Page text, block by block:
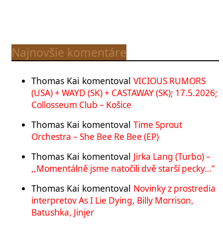
Najnovšie komentáre
Thomas Kai komentoval VICIOUS RUMORS
(USA) + WAYD (SK) + CASTAWAY (SK); 17.5.2026;
Collosseum Club – Košice
Thomas Kai komentoval Time Sprout
Orchestra – She Bee Re Bee (EP)
Thomas Kai komentoval Jirka Lang (Turbo) –
,,Momentálně jsme natočili dvě starší pecky…“
Thomas Kai komentoval Novinky z prostredia
interpretov As I Lie Dying, Billy Morrison,
Batushka, Jinjer